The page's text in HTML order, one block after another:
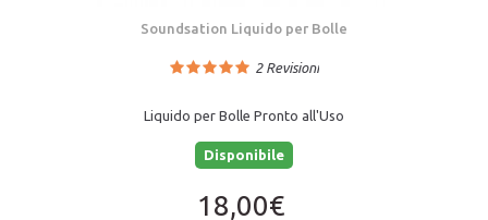
Soundsation Liquido per Bolle
2Revisioni
Liquido per Bolle Pronto all'Uso
Disponibile
18,00€